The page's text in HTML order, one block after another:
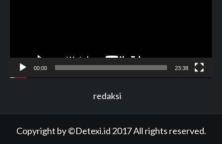
00:00 23:38
redaksi
Copyright by ©Detexi.id 2017 All rights reserved.